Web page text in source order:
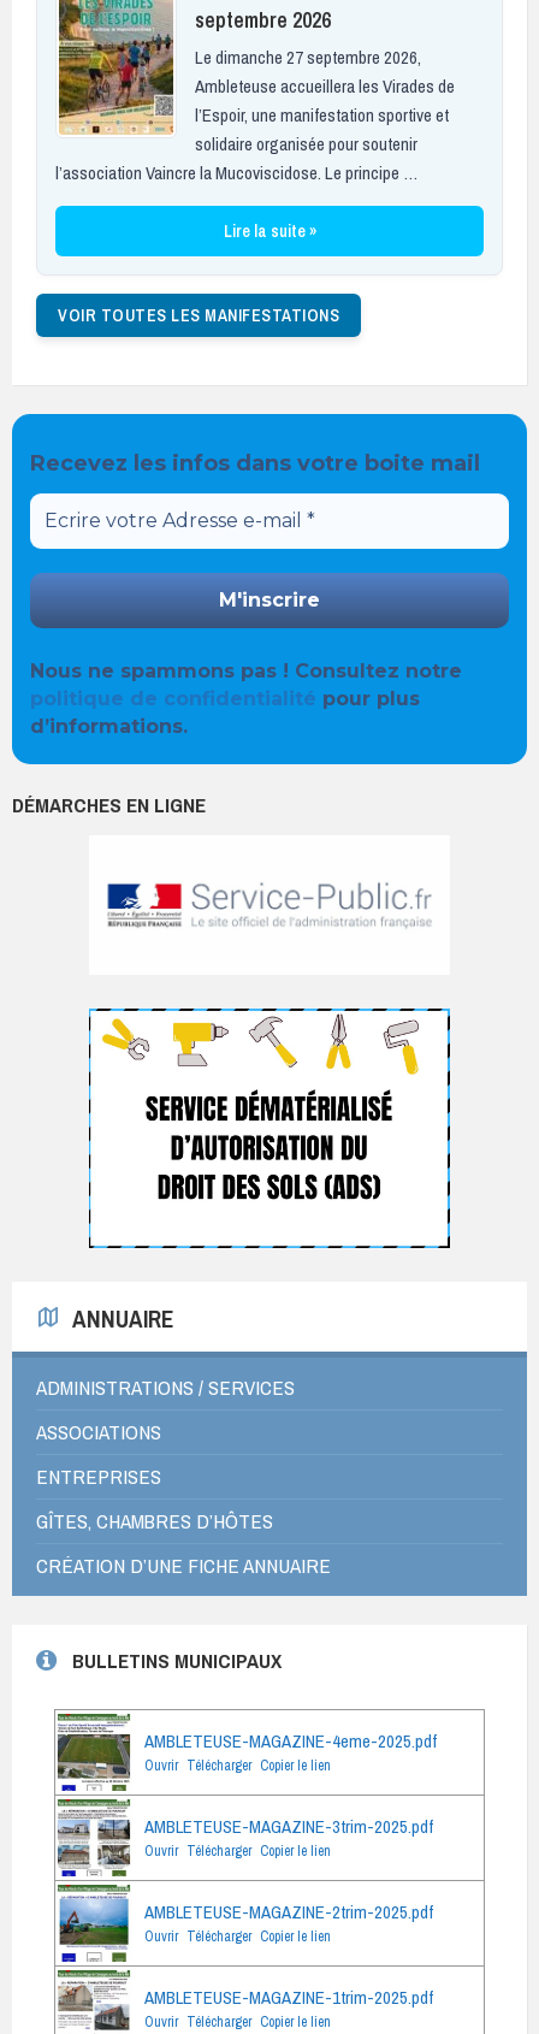
septembre 2026
Le dimanche 27 septembre 2026,
Ambleteuse accueillera les Virades de
l’Espoir, une manifestation sportive et
solidaire organisée pour soutenir
l’association Vaincre la Mucoviscidose. Le principe …
Lire la suite »
VOIR TOUTES LES MANIFESTATIONS
Recevez les infos dans votre boite mail
Nous ne spammons pas ! Consultez notre
politique de confidentialité pour plus
d’informations.
DÉMARCHES EN LIGNE
ANNUAIRE
ADMINISTRATIONS / SERVICES
ASSOCIATIONS
ENTREPRISES
GÎTES, CHAMBRES D’HÔTES
CRÉATION D’UNE FICHE ANNUAIRE
BULLETINS MUNICIPAUX
AMBLETEUSE-MAGAZINE-4eme-2025.pdf
Ouvrir Télécharger Copier le lien
AMBLETEUSE-MAGAZINE-3trim-2025.pdf
Ouvrir Télécharger Copier le lien
AMBLETEUSE-MAGAZINE-2trim-2025.pdf
Ouvrir Télécharger Copier le lien
AMBLETEUSE-MAGAZINE-1trim-2025.pdf
Ouvrir Télécharger Copier le lien